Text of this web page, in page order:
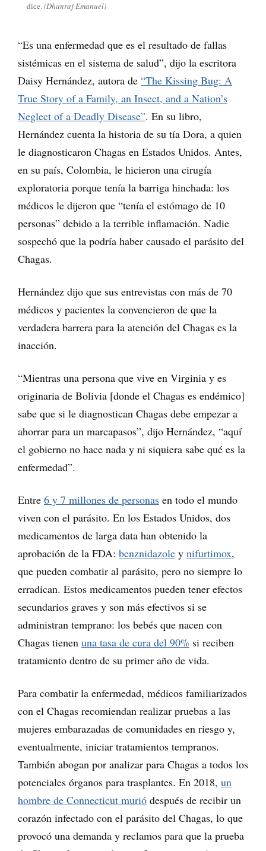
dice.(Dhanraj Emanuel)
“Es una enfermedad que es el resultado de fallas
sistémicas en el sistema de salud”, dijo la escritora
Daisy Hernández, autora de “The Kissing Bug: A
True Story of a Family, an Insect, and a Nation’s
Neglect of a Deadly Disease”. En su libro,
Hernández cuenta la historia de su tía Dora, a quien
le diagnosticaron Chagas en Estados Unidos. Antes,
en su país, Colombia, le hicieron una cirugía
exploratoria porque tenía la barriga hinchada: los
médicos le dijeron que “tenía el estómago de 10
personas” debido a la terrible inflamación. Nadie
sospechó que la podría haber causado el parásito del
Chagas.
Hernández dijo que sus entrevistas con más de 70
médicos y pacientes la convencieron de que la
verdadera barrera para la atención del Chagas es la
inacción.
“Mientras una persona que vive en Virginia y es
originaria de Bolivia [donde el Chagas es endémico]
sabe que si le diagnostican Chagas debe empezar a
ahorrar para un marcapasos”, dijo Hernández, “aquí
el gobierno no hace nada y ni siquiera sabe qué es la
enfermedad”.
Entre 6 y 7 millones de personas en todo el mundo
viven con el parásito. En los Estados Unidos, dos
medicamentos de larga data han obtenido la
aprobación de la FDA: benznidazole y nifurtimox,
que pueden combatir al parásito, pero no siempre lo
erradican. Estos medicamentos pueden tener efectos
secundarios graves y son más efectivos si se
administran temprano: los bebés que nacen con
Chagas tienen una tasa de cura del 90% si reciben
tratamiento dentro de su primer año de vida.
Para combatir la enfermedad, médicos familiarizados
con el Chagas recomiendan realizar pruebas a las
mujeres embarazadas de comunidades en riesgo y,
eventualmente, iniciar tratamientos tempranos.
También abogan por analizar para Chagas a todos los
potenciales órganos para trasplantes. En 2018, un
hombre de Connecticut murió después de recibir un
corazón infectado con el parásito del Chagas, lo que
provocó una demanda y reclamos para que la prueba